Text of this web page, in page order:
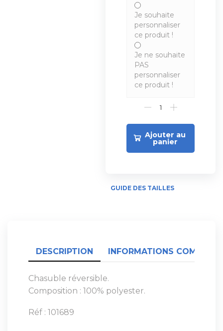
Je souhaite
personnaliser
ce produit !
Je ne souhaite
PAS
personnaliser
ce produit !
Ajouter au
panier
GUIDE DES TAILLES
DESCRIPTION INFORMATIONS
Chasuble réversible.
Composition : 100% polyester.
Réf : 101689